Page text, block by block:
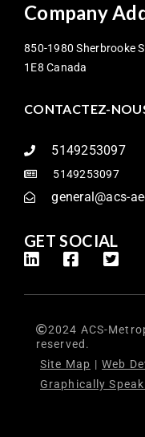
Company
850-1980 Sherbrooke
1E8 Canada
CONTACTEZ-
5149253097
5149253097
general@acs-
GET SOCIAL
2024 ACS-
reserved.
Site Map | Web
Graphically